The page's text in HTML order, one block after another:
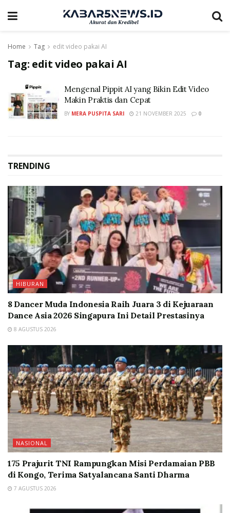
Home Tag edit video pakai AI
Tag: edit video pakai AI
Mengenal Pippit AI yang Bikin Edit Video
Makin Praktis dan Cepat
BY MERA PUSPITA SARI 21 NOVEMBER 2025 0
TRENDING
HIBURAN
8 Dancer Muda Indonesia Raih Juara 3 di Kejuaraan
Dance Asia 2026 Singapura Ini Detail Prestasinya
8 AGUSTUS 2026
NASIONAL
175 Prajurit TNI Rampungkan Misi Perdamaian PBB
di Kongo, Terima Satyalancana Santi Dharma
7 AGUSTUS 2026